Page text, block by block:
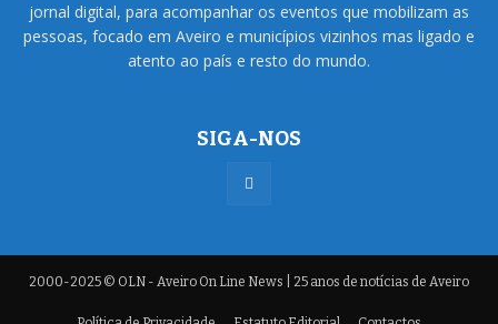
jornal digital, para acompanhar os eventos que mobilizam as
pessoas, focado em Aveiro e municípios vizinhos mas ligado e
atento ao país e resto do mundo.
SIGA-NOS
2000-2025 © OLN - Aveiro On Line News | 25 anos de notícias de Aveiro